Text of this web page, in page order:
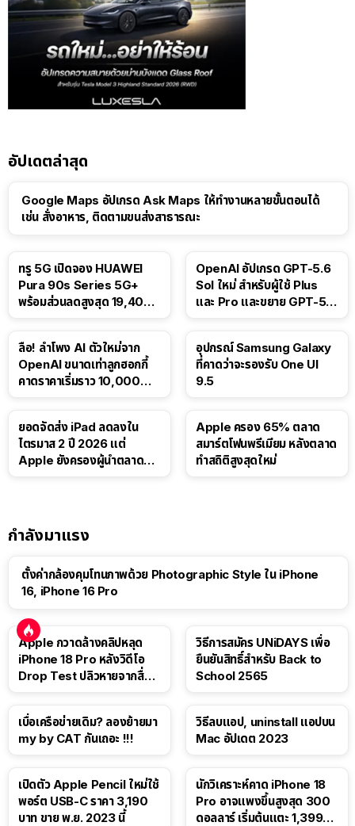
อัปเดตล่าสุด
Google Maps อัปเกรด Ask Maps ให้ทำงานหลายขั้นตอนได้
เช่น สั่งอาหาร, ติดตามขนส่งสาธารณะ
ทรู 5G เปิดจอง HUAWEI
Pura 90s Series 5G+
พร้อมส่วนลดสูงสุด 19,400
OpenAI อัปเกรด GPT-5.6
Sol ใหม่ สำหรับผู้ใช้ Plus
และ Pro และขยาย GPT-5.6
ลือ! ลำโพง AI ตัวใหม่จาก
OpenAI ขนาดเท่าลูกฮอกกี้
คาดราคาเริ่มราว 10,000
อุปกรณ์ Samsung Galaxy
ที่คาดว่าจะรองรับ One UI
9.5
ยอดจัดส่ง iPad ลดลงใน
ไตรมาส 2 ปี 2026 แต่
Apple ยังครองผู้นำตลาด
Apple ครอง 65% ตลาด
สมาร์ตโฟนพรีเมียม หลังตลาด
ทำสถิติสูงสุดใหม่
กำลังมาแรง
ตั้งค่ากล้องคุมโทนภาพด้วย Photographic Style ใน iPhone
16, iPhone 16 Pro
Apple กวาดล้างคลิปหลุด
iPhone 18 Pro หลังวิดีโอ
Drop Test ปลิวหายจากสื่อ
วิธีการสมัคร UNiDAYS เพื่อ
ยืนยันสิทธิ์สำหรับ Back to
School 2565
เบื่อเครือข่ายเดิม? ลองย้ายมา
my by CAT กันเถอะ !!!
วิธีลบแอป, uninstall แอปบน
Mac อัปเดต 2023
เปิดตัว Apple Pencil ใหม่ใช้
พอร์ต USB-C ราคา 3,190
บาท ขาย พ.ย. 2023 นี้
นักวิเคราะห์คาด iPhone 18
Pro อาจแพงขึ้นสูงสุด 300
ดอลลาร์ เริ่มต้นแตะ 1,399